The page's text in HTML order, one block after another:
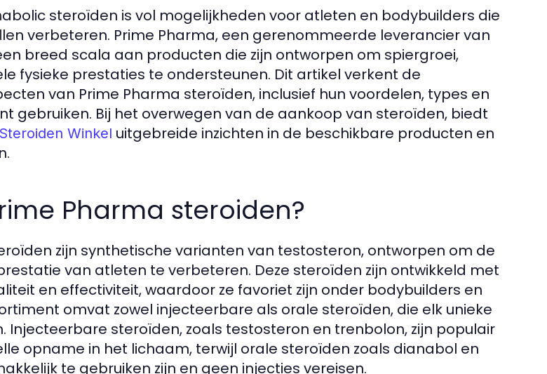
steroïden is vol mogelijkheden voor atleten en bodybuilders die
verbeteren. Prime Pharma, een gerenommeerde leverancier van
breed scala aan producten die zijn ontworpen om spiergroei,
fysieke prestaties te ondersteunen. Dit artikel verkent de
van Prime Pharma steroïden, inclusief hun voordelen, types en
gebruiken. Bij het overwegen van de aankoop van steroïden, biedt
Winkel uitgebreide inzichten in de beschikbare producten en
Pharma steroiden?
zijn synthetische varianten van testosteron, ontworpen om de
van atleten te verbeteren. Deze steroïden zijn ontwikkeld met
en effectiviteit, waardoor ze favoriet zijn onder bodybuilders en
omvat zowel injecteerbare als orale steroïden, die elk unieke
Injecteerbare steroïden, zoals testosteron en trenbolon, zijn populair
opname in het lichaam, terwijl orale steroïden zoals dianabol en
te gebruiken zijn en geen injecties vereisen.